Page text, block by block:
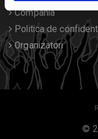
Compania
Politica de
Organizatori
©